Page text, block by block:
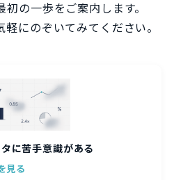
の一歩をご案内します。
にのぞいてみてください。
に苦手意識がある
見る